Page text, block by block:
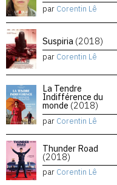
par Corentin Lê
Suspiria (2018)
par Corentin Lê
La Tendre
Indifférence du
monde (2018)
par Corentin Lê
Thunder Road
(2018)
par Corentin Lê